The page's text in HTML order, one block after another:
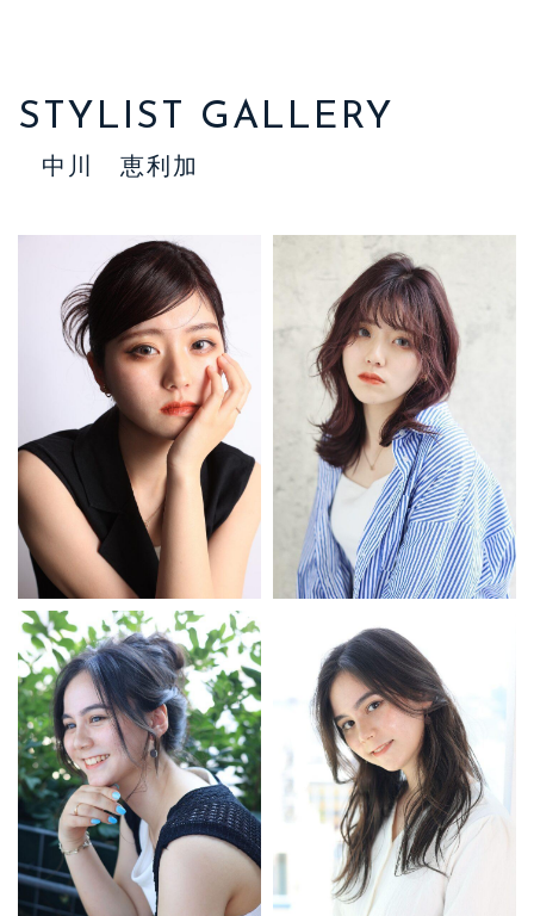
STYLIST GALLERY
中川 恵利加